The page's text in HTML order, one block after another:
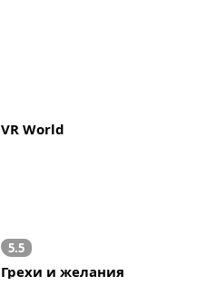
VR World
5.5
Грехи и желания